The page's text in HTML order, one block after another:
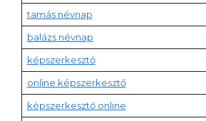
tamás névnap
balázs névnap
képszerkesztő
online képszerkesztő
képszerkesztő online